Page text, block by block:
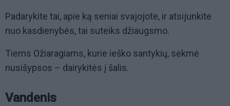
Padarykite tai, apie ką seniai svajojote, ir atsijunkite
nuo kasdienybės, tai suteiks džiaugsmo.
Tiems Ožiaragiams, kurie ieško santykių, sėkmė
nusišypsos – dairykitės į šalis.
Vandenis